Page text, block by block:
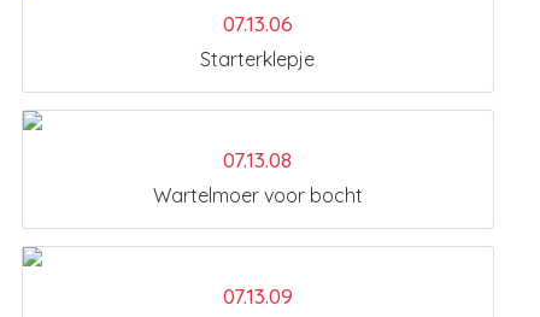
07.13.06
Starterklepje
07.13.08
Wartelmoer voor bocht
07.13.09